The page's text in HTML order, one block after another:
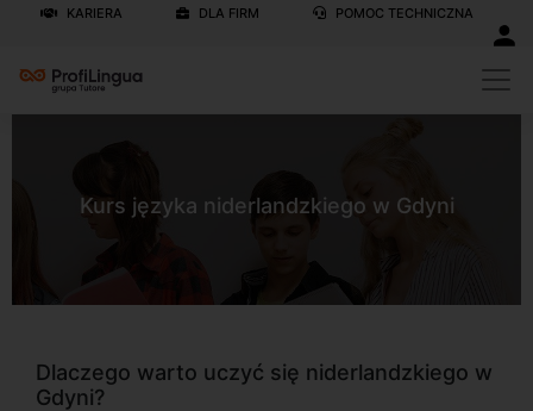
KARIERA DLA FIRM POMOC TECHNICZNA
Kurs języka niderlandzkiego w Gdyni
Dlaczego warto uczyć się niderlandzkiego w
Gdyni?